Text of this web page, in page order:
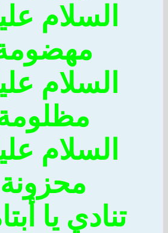
السلام
مهضومة ،
السلام
مظلومة ،
السلام
محزونة ،
تنادي يا